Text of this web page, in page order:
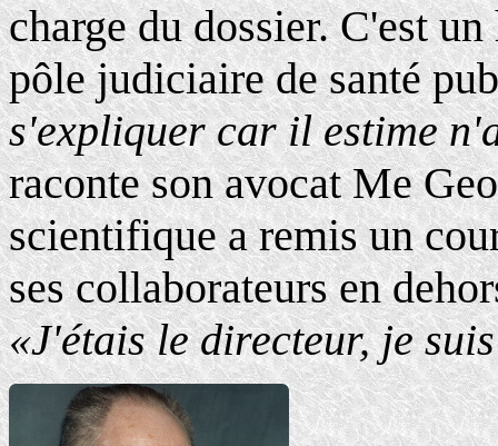
charge du dossier. C'est
pôle judiciaire de santé
s'expliquer car il estime
raconte son avocat Me
scientifique a remis un
ses collaborateurs en
«J'étais le directeur, je